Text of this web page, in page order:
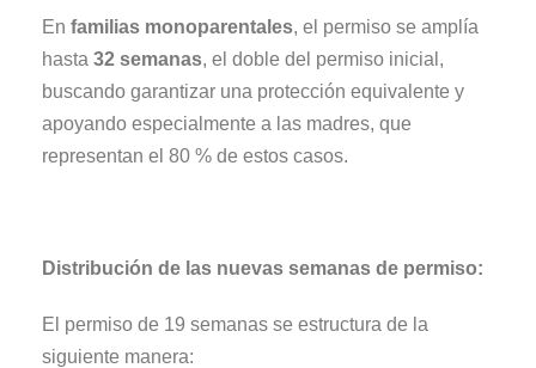
En familias monoparentales, el permiso se amplía
hasta 32 semanas, el doble del permiso inicial,
buscando garantizar una protección equivalente y
apoyando especialmente a las madres, que
representan el 80 % de estos casos.
Distribución de las nuevas semanas de permiso:
El permiso de 19 semanas se estructura de la
siguiente manera: